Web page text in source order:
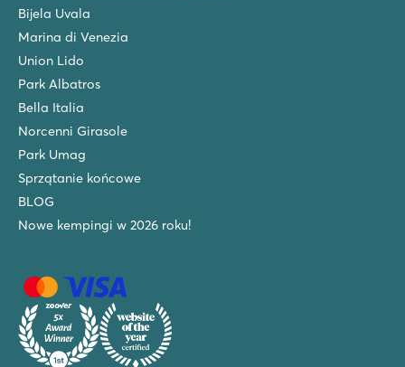
Bijela Uvala
Marina di Venezia
Union Lido
Park Albatros
Bella Italia
Norcenni Girasole
Park Umag
Sprzątanie końcowe
BLOG
Nowe kempingi w 2026 roku!